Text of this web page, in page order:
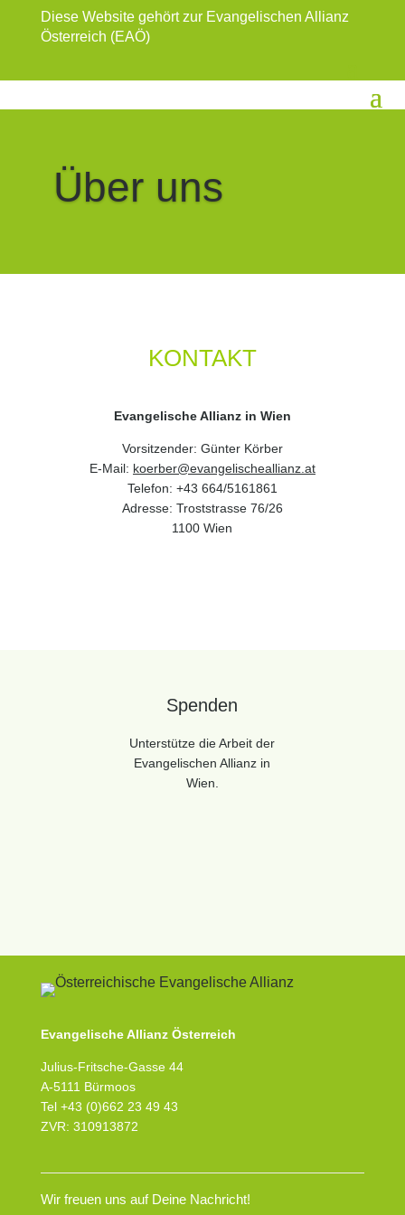
Diese Website gehört zur Evangelischen Allianz
Österreich (EAÖ)
Über uns
KONTAKT
Evangelische Allianz in Wien
Vorsitzender: Günter Körber
E-Mail: koerber@evangelischeallianz.at
Telefon: +43 664/5161861
Adresse: Troststrasse 76/26
1100 Wien
Spenden
Unterstütze die Arbeit der
Evangelischen Allianz in
Wien.
Evangelische Allianz Österreich
Julius-Fritsche-Gasse 44
A-5111 Bürmoos
Tel +43 (0)662 23 49 43
ZVR: 310913872
Wir freuen uns auf Deine Nachricht!